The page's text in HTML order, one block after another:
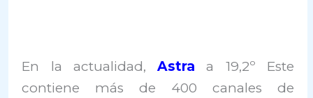
En la actualidad, Astra a 19,2º Este
contiene más de 400 canales de